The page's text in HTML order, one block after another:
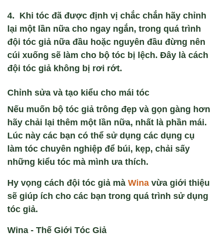
4. Khi tóc đã được định vị chắc chắn hãy chỉnh
lại một lần nữa cho ngay ngắn, trong quá trình
đội tóc giả nữa đầu hoặc nguyên đầu đừng nên
cúi xuống sẽ làm cho bộ tóc bị lệch. Đây là cách
đội tóc giả không bị rơi rớt.
Chỉnh sửa và tạo kiểu cho mái tóc
Nếu muốn bộ tóc giả trông đẹp và gọn gàng hơn
hãy chải lại thêm một lần nữa, nhất là phần mái.
Lúc này các bạn có thể sử dụng các dụng cụ
làm tóc chuyên nghiệp để búi, kẹp, chải sấy
những kiểu tóc mà mình ưa thích.
Hy vọng cách đội tóc giả mà Wina vừa giới thiệu
sẽ giúp ích cho các bạn trong quá trình sử dụng
tóc giả.
Wina - Thế Giới Tóc Giả